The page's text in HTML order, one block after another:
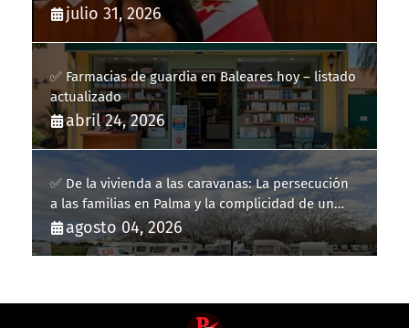
julio 31, 2026
✅ Farmacias de guardia en Baleares hoy – listado
actualizado
abril 24, 2026
✅ De la vivienda a las caravanas: La persecución
a las familias en Palma y la complicidad de un
fracaso heredado
agosto 04, 2026